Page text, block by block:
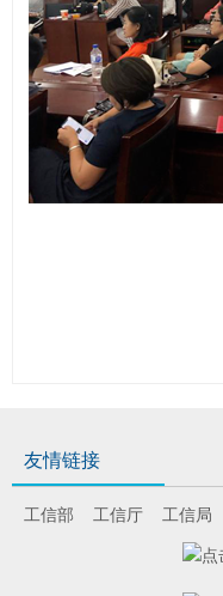
友情链接
工信部 工信厅 工信局